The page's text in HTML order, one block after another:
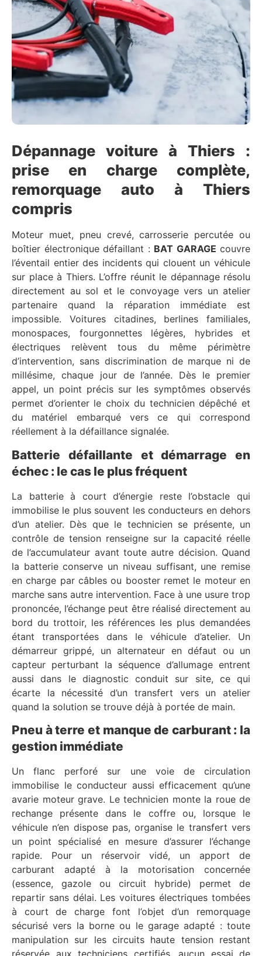
Dépannage voiture à Thiers :
prise en charge complète,
remorquage auto à Thiers
compris
Moteur muet, pneu crevé, carrosserie percutée ou
boîtier électronique défaillant : BAT GARAGE couvre
l’éventail entier des incidents qui clouent un véhicule
sur place à Thiers. L’offre réunit le dépannage résolu
directement au sol et le convoyage vers un atelier
partenaire quand la réparation immédiate est
impossible. Voitures citadines, berlines familiales,
monospaces, fourgonnettes légères, hybrides et
électriques relèvent tous du même périmètre
d’intervention, sans discrimination de marque ni de
millésime, chaque jour de l’année. Dès le premier
appel, un point précis sur les symptômes observés
permet d’orienter le choix du technicien dépêché et
du matériel embarqué vers ce qui correspond
réellement à la défaillance signalée.
Batterie défaillante et démarrage en
échec : le cas le plus fréquent
La batterie à court d’énergie reste l’obstacle qui
immobilise le plus souvent les conducteurs en dehors
d’un atelier. Dès que le technicien se présente, un
contrôle de tension renseigne sur la capacité réelle
de l’accumulateur avant toute autre décision. Quand
la batterie conserve un niveau suffisant, une remise
en charge par câbles ou booster remet le moteur en
marche sans autre intervention. Face à une usure trop
prononcée, l’échange peut être réalisé directement au
bord du trottoir, les références les plus demandées
étant transportées dans le véhicule d’atelier. Un
démarreur grippé, un alternateur en défaut ou un
capteur perturbant la séquence d’allumage entrent
aussi dans le diagnostic conduit sur site, ce qui
écarte la nécessité d’un transfert vers un atelier
quand la solution se trouve déjà à portée de main.
Pneu à terre et manque de carburant : la
gestion immédiate
Un flanc perforé sur une voie de circulation
immobilise le conducteur aussi efficacement qu’une
avarie moteur grave. Le technicien monte la roue de
rechange présente dans le coffre ou, lorsque le
véhicule n’en dispose pas, organise le transfert vers
un point spécialisé en mesure d’assurer l’échange
rapide. Pour un réservoir vidé, un apport de
carburant adapté à la motorisation concernée
(essence, gazole ou circuit hybride) permet de
repartir sans délai. Les voitures électriques tombées
à court de charge font l’objet d’un remorquage
sécurisé vers la borne ou le garage adapté : toute
manipulation sur les circuits haute tension restant